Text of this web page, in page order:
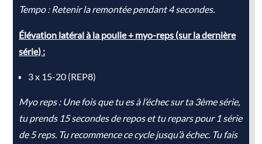
Tempo : Retenir la remontée pendant 4 secondes.
Élévation latéral à la poulie + myo-reps (sur la dernière
série) :
3 x 15-20 (REP8)
Myo reps : Une fois que tu es à l’échec sur ta 3ème série,
tu prends 15 secondes de repos et tu repars pour 1 série
de 5 reps. Tu recommence ce cycle jusqu’à échec. Tu fais